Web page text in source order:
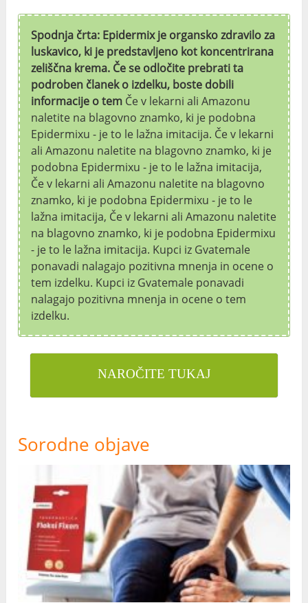
Spodnja črta: Epidermix je organsko zdravilo za
luskavico, ki je predstavljeno kot koncentrirana
zeliščna krema. Če se odločite prebrati ta
podroben članek o izdelku, boste dobili
informacije o tem Če v lekarni ali Amazonu
naletite na blagovno znamko, ki je podobna
Epidermixu - je to le lažna imitacija. Če v lekarni
ali Amazonu naletite na blagovno znamko, ki je
podobna Epidermixu - je to le lažna imitacija,
Če v lekarni ali Amazonu naletite na blagovno
znamko, ki je podobna Epidermixu - je to le
lažna imitacija, Če v lekarni ali Amazonu naletite
na blagovno znamko, ki je podobna Epidermixu
- je to le lažna imitacija. Kupci iz Gvatemale
ponavadi nalagajo pozitivna mnenja in ocene o
tem izdelku. Kupci iz Gvatemale ponavadi
nalagajo pozitivna mnenja in ocene o tem
izdelku.
NAROČITE TUKAJ
Sorodne objave